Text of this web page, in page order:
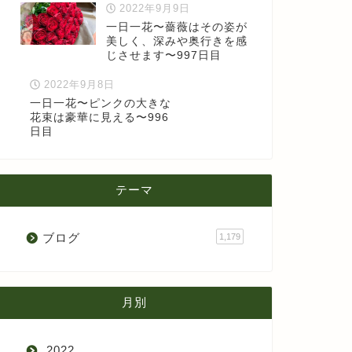
2022年9月9日
一日一花〜薔薇はその姿が
美しく、深みや奥行きを感
じさせます〜997日目
2022年9月8日
一日一花〜ピンクの大きな
花束は豪華に見える〜996
日目
テーマ
ブログ 1,179
月別